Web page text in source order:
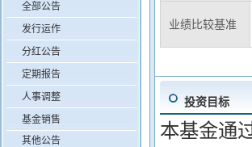
全部公告
发行运作
分红公告
定期报告
人事调整
基金销售
其他公告
业绩比较基准
投资目标
本基金通